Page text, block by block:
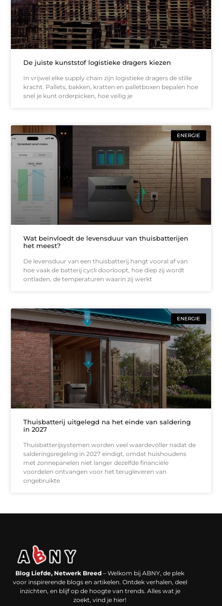
De juiste kunststof logistieke dragers kiezen
In vrijwel elke supply chain zijn logistieke dragers de stille
kracht. Pallets, bakken, kratten en palletboxen bepalen hoe
snel je kunt orderpicken, hoe veilig je
ENERGIE
Wat beïnvloedt de levensduur van thuisbatterijen
het meest?
De levensduur van een thuisbatterij hangt vooral af van
hoe vaak de batterij cycli doorloopt, hoe diep zij wordt
ontladen, de temperaturen waarin zij werkt
ENERGIE
Thuisbatterij uitgelegd na het einde van saldering
in 2027
Thuisbatterijsystemen worden veel waardevoller nadat de
salderingsregeling in 2027 eindigt, omdat huishoudens
met zonnepanelen niet langer dezelfde financiële
voordelen ontvangen voor het terugleveren van
ongebruikte
Blog Liefde, Netwerk Breed – Welkom bij ABNY, de plek
voor inspirerende blogs en artikelen. Ontdek verhalen, deel
inzichten, en blijf op de hoogte van trends. Alles wat je
zoekt, vind je hier!